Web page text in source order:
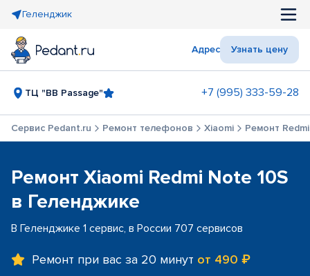
Геленджик
Адрес Узнать цену
ТЦ "BB Passage" +7 (995) 333-59-28
Сервис Pedant.ru Ремонт телефонов Xiaomi Ремонт
Ремонт Xiaomi Redmi Note 10S
в Геленджике
В Геленджике 1 сервис, в России 707 сервисов
Ремонт при вас за 20 минут от 490 ₽